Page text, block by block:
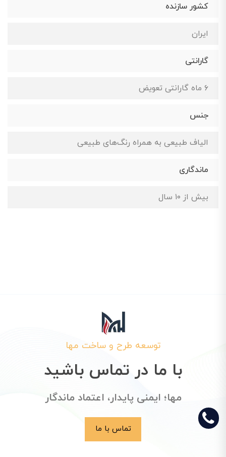
کشور سازنده
ایران
گارانتی
۶ ماه گارانتی تعویض
جنس
الیاف طبیعی به همراه رنگ‌های طبیعی
ماندگاری
بیش از ۱۰ سال
توسعه طرح و ساخت مها
با ما در تماس باشید
مها؛ ایمنی پایدار، اعتماد ماندگار
تماس با ما